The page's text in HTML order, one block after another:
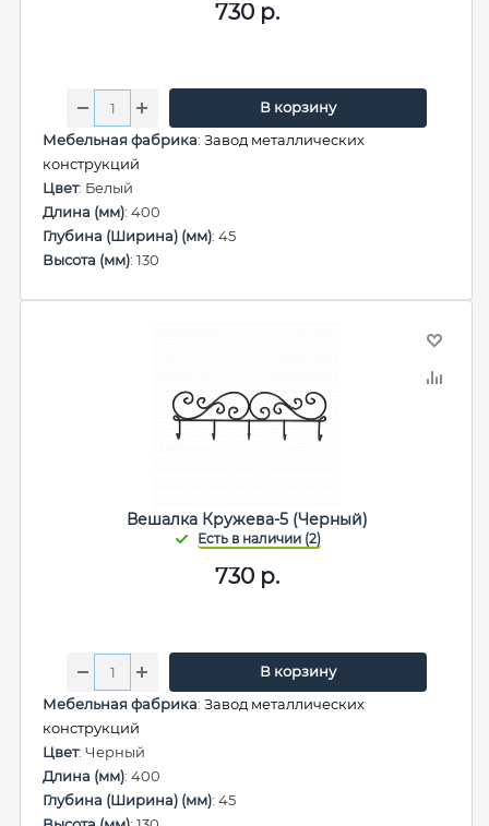
730р.
В корзину
Мебельная фабрика: Завод металлических
конструкций
Цвет: Белый
Длина (мм): 400
Глубина (Ширина) (мм): 45
Высота (мм): 130
Вешалка Кружева-5 (Черный)
730р.
В корзину
Мебельная фабрика: Завод металлических
конструкций
Цвет: Черный
Длина (мм): 400
Глубина (Ширина) (мм): 45